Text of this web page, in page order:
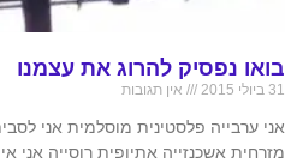
בואו נפסיק להרוג את עצמנו
31 ביולי 2015 אין תגובות
אני ערבייה פלסטינית מוסלמית אני
מזרחית אשכנזייה אתיופית רוסייה אני